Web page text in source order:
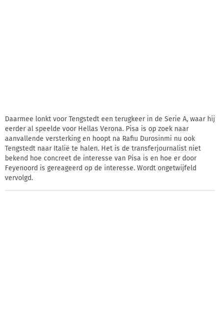
Daarmee lonkt voor Tengstedt een terugkeer in de Serie A, waar hij
eerder al speelde voor Hellas Verona. Pisa is op zoek naar
aanvallende versterking en hoopt na Rafiu Durosinmi nu ook
Tengstedt naar Italië te halen. Het is de transferjournalist niet
bekend hoe concreet de interesse van Pisa is en hoe er door
Feyenoord is gereageerd op de interesse. Wordt ongetwijfeld
vervolgd.